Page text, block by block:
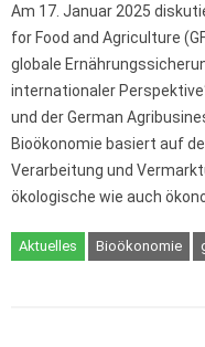
Am 17. Januar 2025
for Food and Agriculture
globale
internationaler
und der German
Bioökonomie basiert auf
Verarbeitung und
ökologische wie auch
Aktuelles Bioökonomie